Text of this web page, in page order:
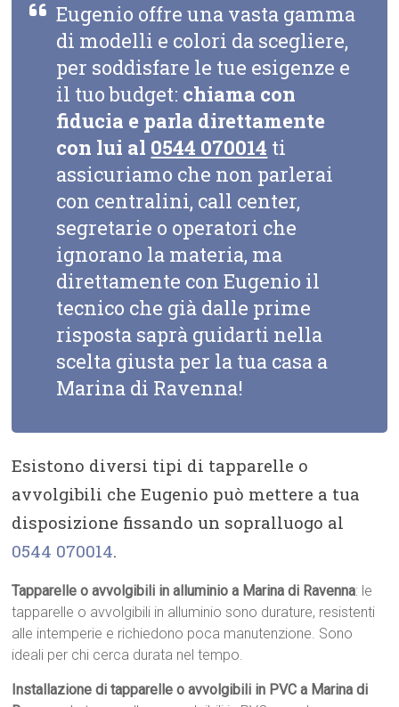
Eugenio offre una vasta gamma
di modelli e colori da scegliere,
per soddisfare le tue esigenze e
il tuo budget: chiama con
fiducia e parla direttamente
con lui al 0544 070014 ti
assicuriamo che non parlerai
con centralini, call center,
segretarie o operatori che
ignorano la materia, ma
direttamente con Eugenio il
tecnico che già dalle prime
risposta saprà guidarti nella
scelta giusta per la tua casa a
Marina di Ravenna!
Esistono diversi tipi di tapparelle o
avvolgibili che Eugenio può mettere a tua
disposizione fissando un sopralluogo al
0544 070014.
Tapparelle o avvolgibili in alluminio a Marina di Ravenna: le
tapparelle o avvolgibili in alluminio sono durature, resistenti
alle intemperie e richiedono poca manutenzione. Sono
ideali per chi cerca durata nel tempo.
Installazione di tapparelle o avvolgibili in PVC a Marina di